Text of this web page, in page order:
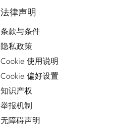
法律声明
条款与条件
隐私政策
Cookie 使用说明
Cookie 偏好设置
知识产权
举报机制
无障碍声明